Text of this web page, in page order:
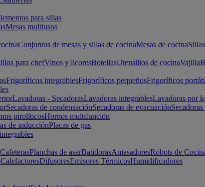
para sillas
Mesas multiusos
Conjuntos de mesas y sillas de cocinaMesas de cocina
para chefVinos y licoresBotellasUtensilios de cocinaVajilla
Frigoríficos integrablesFrigoríficos pequeñosFrigoríficos
Lavadoras - SecadorasLavadoras integrablesLavadoras por
Secadoras de condensaciónSecadoras de evacuación
pirolíticosHornos multifunción
de inducciónPlacas de gas
CafeterasPlanchas de asarBatidorasAmasadoresRobots de
CalefactoresDifusoresEmisores TérmicosHumidificadores